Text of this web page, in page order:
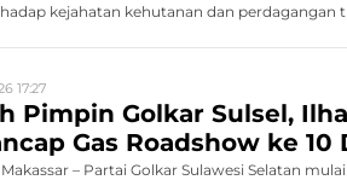
kejahatan kehutanan dan perdagangan
17:27
Pimpin Golkar Sulsel,
Gas Roadshow ke 10
– Partai Golkar Sulawesi Selatan